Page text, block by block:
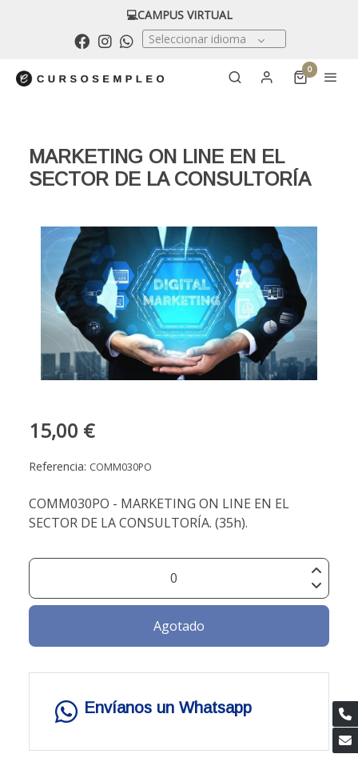
💻CAMPUS VIRTUAL
Seleccionar idioma
0
MARKETING ON LINE EN EL
SECTOR DE LA CONSULTORÍA
15,00 €
Referencia: COMM030PO
COMM030PO - MARKETING ON LINE EN EL
SECTOR DE LA CONSULTORÍA. (35h).
Agotado
Envíanos un Whatsapp